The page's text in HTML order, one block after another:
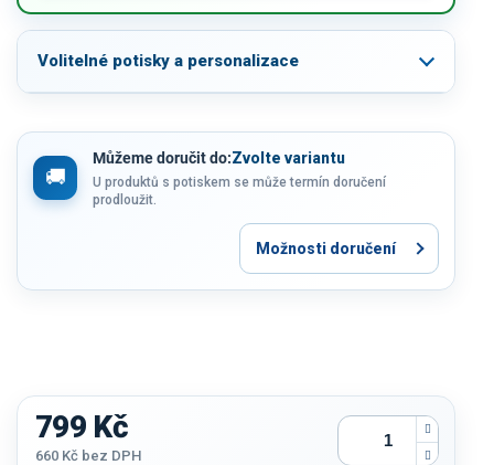
Volitelné potisky a personalizace
Můžeme doručit do:Zvolte variantu
U produktů s potiskem se může termín doručení
prodloužit.
Možnosti doručení
799 Kč
660 Kč bez DPH